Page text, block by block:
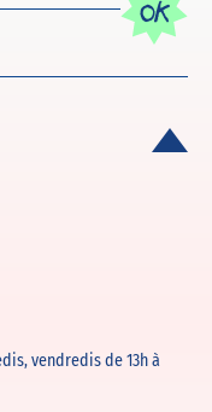
OK
vendredis de 13h à